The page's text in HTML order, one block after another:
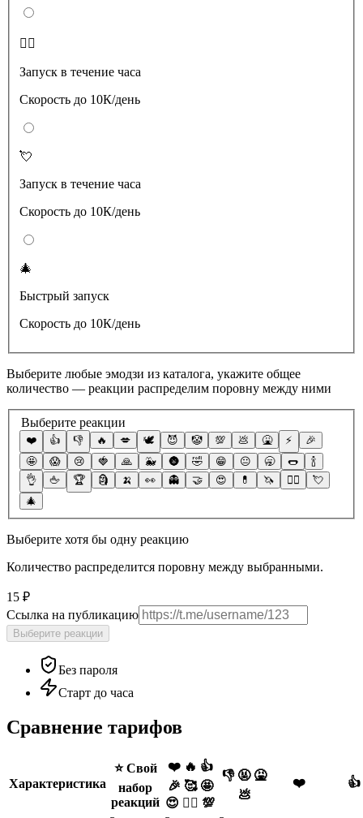
❤️‍🔥
Запуск в течение часа
Скорость до 10К/день
💘
Запуск в течение часа
Скорость до 10К/день
🎄
Быстрый запуск
Скорость до 10К/день
Выберите любые эмодзи из каталога, укажите общее
количество — реакции распределим поровну между ними
Выберите реакции
❤️ 👍 👎 🔥 💋 🕊 😈 🤡 💯 💩 🤮 ⚡️
🎉
🤩
😱 😢 🍓 🙏 🐳 🌚 🤣 😁 😐 🥱 🌭
🍾
👌
🖕 🏆 🗿 🍌 👀 👻 🤝 😍 💊 🦄 ❤️‍🔥
💘
🎄
Выберите хотя бы одну реакцию
Количество распределится поровну между выбранными.
15 ₽
Ссылка на публикацию
Выберите реакции
Без пароля
Старт до часа
Сравнение тарифов
Характеристика
⭐️ Свой
набор
реакций
❤️ 🔥 👍
🎉 🥰 🤩
😍 ❤️‍🔥 💯
👎 🤬 🤮
💩
❤️ 👍